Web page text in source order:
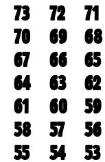
73
72
71
70
69
68
67
66
65
64
63
62
61
60
59
58
57
56
55
54
53